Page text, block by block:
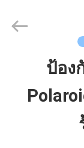
Limited.
ป้อง